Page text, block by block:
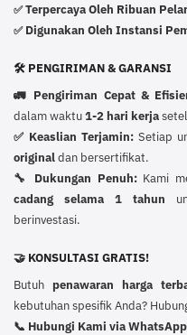
✅Terpercaya Oleh Ribuan
✅ Digunakan Oleh Instansi
🛠️ PENGIRIMAN & GARANSI
🚛 Pengiriman Cepat &
dalam waktu1-2 hari kerja
✅ Keaslian Terjamin: Setiap
originaldan bersertifikat.
🔧 Dukungan Penuh:Kami
cadang selama 1 tahun
berinvestasi.
🤝 KONSULTASI GRATIS!
Butuh penawaran harga
kebutuhan spesifik Anda?
📞 Hubungi Kami via